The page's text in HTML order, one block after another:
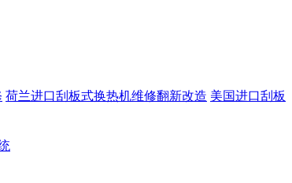
荷兰进口刮板式换热机维修翻新改造 美国进口刮板